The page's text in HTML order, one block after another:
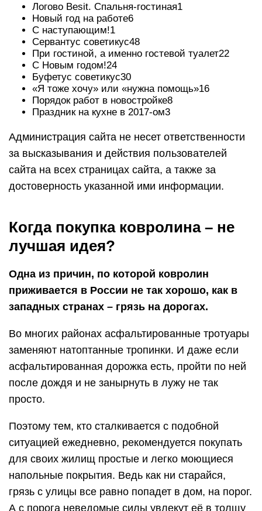
Логово Besit. Спальня-гостиная1
Новый год на работе6
С наступающим!1
Сервантус советикус48
При гостиной, а именно гостевой туалет22
С Новым годом!24
Буфетус советикус30
«Я тоже хочу» или «нужна помощь»16
Порядок работ в новостройке8
Праздник на кухне в 2017-ом3
Администрация сайта не несет ответственности
за высказывания и действия пользователей
сайта на всех страницах сайта, а также за
достоверность указанной ими информации.
Когда покупка ковролина – не
лучшая идея?
Одна из причин, по которой ковролин
приживается в России не так хорошо, как в
западных странах – грязь на дорогах.
Во многих районах асфальтированные тротуары
заменяют натоптанные тропинки. И даже если
асфальтированная дорожка есть, пройти по ней
после дождя и не занырнуть в лужу не так
просто.
Поэтому тем, кто сталкивается с подобной
ситуацией ежедневно, рекомендуется покупать
для своих жилищ простые и легко моющиеся
напольные покрытия. Ведь как ни старайся,
грязь с улицы все равно попадет в дом, на порог.
А с порога неведомые силы увлекут её в толщу